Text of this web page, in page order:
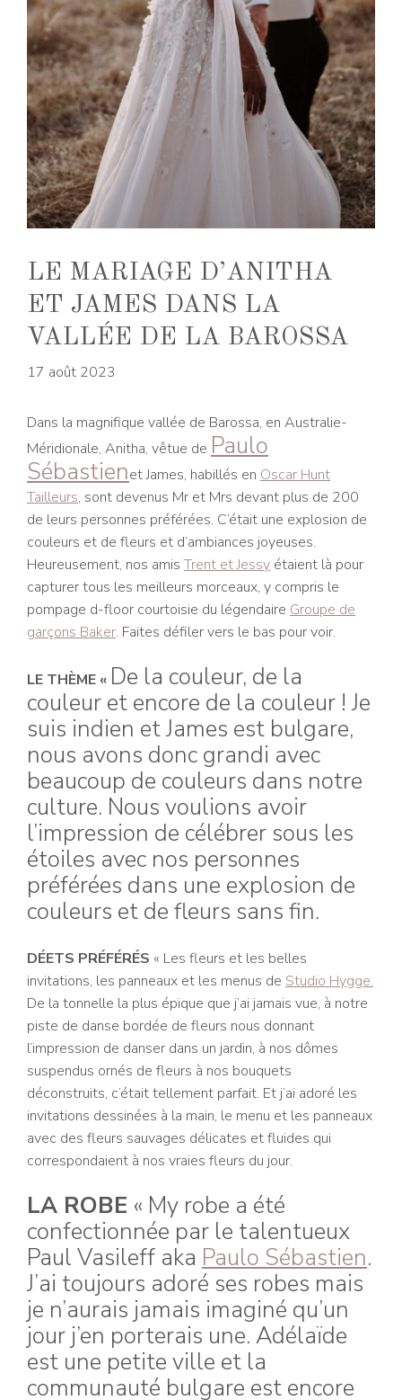
LE MARIAGE D’ANITHA
ET JAMES DANS LA
VALLÉE DE LA BAROSSA
17 août 2023
Dans la magnifique vallée de Barossa, en Australie-
Méridionale, Anitha, vêtue de Paulo
Sébastienet James, habillés en Oscar Hunt
Tailleurs, sont devenus Mr et Mrs devant plus de 200
de leurs personnes préférées. C’était une explosion de
couleurs et de fleurs et d’ambiances joyeuses.
Heureusement, nos amis Trent et Jessy étaient là pour
capturer tous les meilleurs morceaux, y compris le
pompage d-floor courtoisie du légendaire Groupe de
garçons Baker. Faites défiler vers le bas pour voir.
LE THÈME « De la couleur, de la
couleur et encore de la couleur ! Je
suis indien et James est bulgare,
nous avons donc grandi avec
beaucoup de couleurs dans notre
culture. Nous voulions avoir
l’impression de célébrer sous les
étoiles avec nos personnes
préférées dans une explosion de
couleurs et de fleurs sans fin.
DÉETS PRÉFÉRÉS « Les fleurs et les belles
invitations, les panneaux et les menus de Studio Hygge.
De la tonnelle la plus épique que j’ai jamais vue, à notre
piste de danse bordée de fleurs nous donnant
l’impression de danser dans un jardin, à nos dômes
suspendus ornés de fleurs à nos bouquets
déconstruits, c’était tellement parfait. Et j’ai adoré les
invitations dessinées à la main, le menu et les panneaux
avec des fleurs sauvages délicates et fluides qui
correspondaient à nos vraies fleurs du jour.
LA ROBE « My robe a été
confectionnée par le talentueux
Paul Vasileff aka Paulo Sébastien.
J’ai toujours adoré ses robes mais
je n’aurais jamais imaginé qu’un
jour j’en porterais une. Adélaïde
est une petite ville et la
communauté bulgare est encore